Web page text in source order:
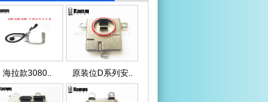
海拉款3080.. 原装位D系列安..